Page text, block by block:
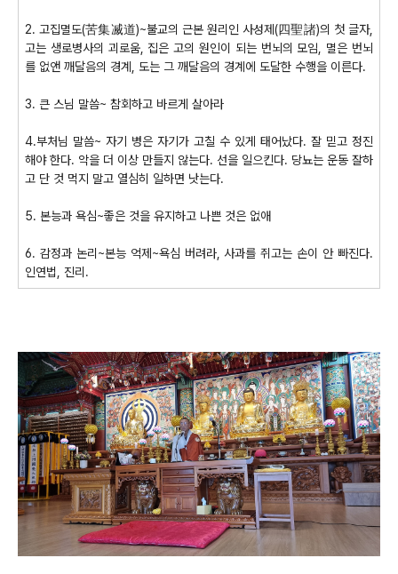
2. 고집멸도(苦集㓕道)~불교의 근본 원리인 사성제(四聖諸)의 첫 글자,
고는 생로병사의 괴로움, 집은 고의 원인이 되는 번뇌의 모임, 멸은 번뇌
를 없앤 깨달음의 경계, 도는 그 깨달음의 경계에 도달한 수행을 이른다.
3. 큰 스님 말씀~ 참회하고 바르게 살아라
4.부처님 말씀~ 자기 병은 자기가 고칠 수 있게 태어났다. 잘 믿고 정진
해야 한다. 악을 더 이상 만들지 않는다. 선을 일으킨다. 당뇨는 운동 잘하
고 단 것 먹지 말고 열심히 일하면 낫는다.
5. 본능과 욕심~좋은 것을 유지하고 나쁜 것은 없애
6. 감정과 논리~본능 억제~욕심 버려라, 사과를 쥐고는 손이 안 빠진다.
인연법, 진리.